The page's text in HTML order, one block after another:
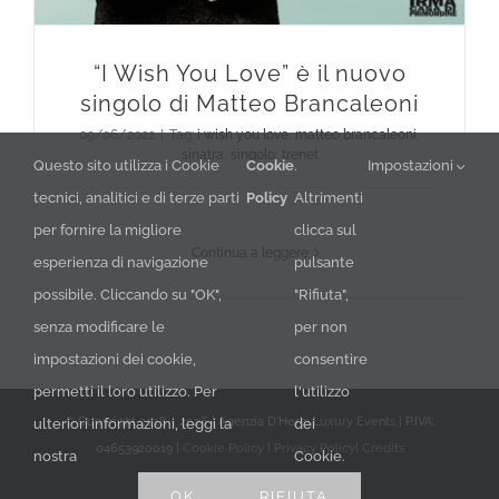
“I Wish You Love” è il nuovo
singolo di Matteo Brancaleoni
09/06/2022 | Tag:i wish you love,matteo brancaleoni,
sinatra
singolo trenet
Continua a leggere
© Copyright 2018 - 2026 | Agenzia D'HerinLuxury Events
| P.IVA:
04653920019 |
Cookie Policy Privacy Policy Credits
Questo sito utilizza i Cookie
tecnici, analitici e di terze parti
per fornire la migliore
esperienza di navigazione
possibile. Cliccando su "OK",
senza modificare le
impostazioni dei cookie,
permetti il loro utilizzo. Per
ulteriori informazioni, leggi la
nostra
Cookie
Policy
.
Altrimenti
clicca sul
pulsante
"Rifiuta",
per non
consentire
l'utilizzo
dei
Cookie.
Impostazioni